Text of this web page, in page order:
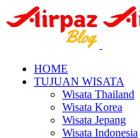
HOME
TUJUAN WISATA
Wisata Thailand
Wisata Korea
Wisata Jepang
Wisata Indonesia